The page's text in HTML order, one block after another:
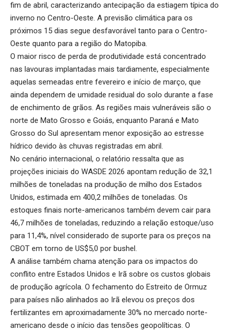
fim de abril, caracterizando antecipação da estiagem típica do
inverno no Centro-Oeste. A previsão climática para os
próximos 15 dias segue desfavorável tanto para o Centro-
Oeste quanto para a região do Matopiba.
O maior risco de perda de produtividade está concentrado
nas lavouras implantadas mais tardiamente, especialmente
aquelas semeadas entre fevereiro e início de março, que
ainda dependem de umidade residual do solo durante a fase
de enchimento de grãos. As regiões mais vulneráveis são o
norte de Mato Grosso e Goiás, enquanto Paraná e Mato
Grosso do Sul apresentam menor exposição ao estresse
hídrico devido às chuvas registradas em abril.
No cenário internacional, o relatório ressalta que as
projeções iniciais do WASDE 2026 apontam redução de 32,1
milhões de toneladas na produção de milho dos Estados
Unidos, estimada em 400,2 milhões de toneladas. Os
estoques finais norte-americanos também devem cair para
46,7 milhões de toneladas, reduzindo a relação estoque/uso
para 11,4%, nível considerado de suporte para os preços na
CBOT em torno de US$5,0 por bushel.
A análise também chama atenção para os impactos do
conflito entre Estados Unidos e Irã sobre os custos globais
de produção agrícola. O fechamento do Estreito de Ormuz
para países não alinhados ao Irã elevou os preços dos
fertilizantes em aproximadamente 30% no mercado norte-
americano desde o início das tensões geopolíticas. O